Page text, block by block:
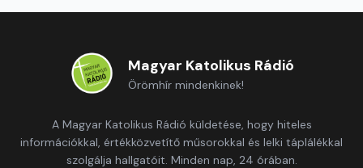
Magyar Katolikus Rádió
Örömhír mindenkinek!
A Magyar Katolikus Rádió küldetése, hogy hiteles
információkkal, értékközvetítő műsorokkal és lelki táplálékkal
szolgálja hallgatóit. Minden nap, 24 órában.